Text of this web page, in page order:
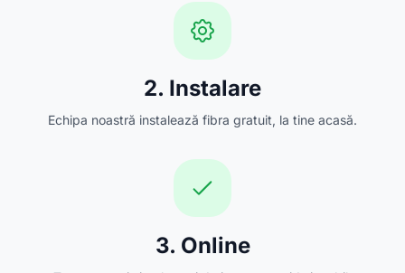
2. Instalare
Echipa noastră instalează fibra gratuit, la tine acasă.
3. Online